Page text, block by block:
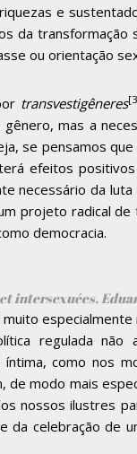
e
da
ou orientação
transvestigêneres
mas a
se pensamos
efeitos
necessário da
projeto radical
democracia.
regulada
como nos
modo mais
nossos ilustres
celebração de